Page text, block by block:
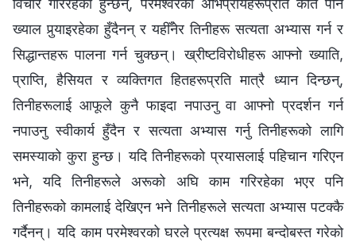
विचार गरिरहेका हुन्छन्, परमेश्‍वरका अभिप्रायहरूप्रति कति पनि
ख्याल पुर्‍याइरहेका हुँदैनन् र यहीँनेर तिनीहरू सत्यता अभ्यास गर्न र
सिद्धान्तहरू पालना गर्न चुक्छन्। ख्रीष्टविरोधीहरू आफ्नो ख्याति,
प्राप्ति, हैसियत र व्यक्तिगत हितहरूप्रति मात्रै ध्यान दिन्छन्,
तिनीहरूलाई आफूले कुनै फाइदा नपाउनु वा आफ्नो प्रदर्शन गर्न
नपाउनु स्वीकार्य हुँदैन र सत्यता अभ्यास गर्नु तिनीहरूको लागि
समस्याको कुरा हुन्छ। यदि तिनीहरूको प्रयासलाई पहिचान गरिएन
भने, यदि तिनीहरूले अरूको अघि काम गरिरहेका भएर पनि
तिनीहरूको कामलाई देखिएन भने तिनीहरूले सत्यता अभ्यास पटक्‍कै
गर्दैनन्। यदि काम परमेश्‍वरको घरले प्रत्यक्ष रूपमा बन्दोबस्त गरेको